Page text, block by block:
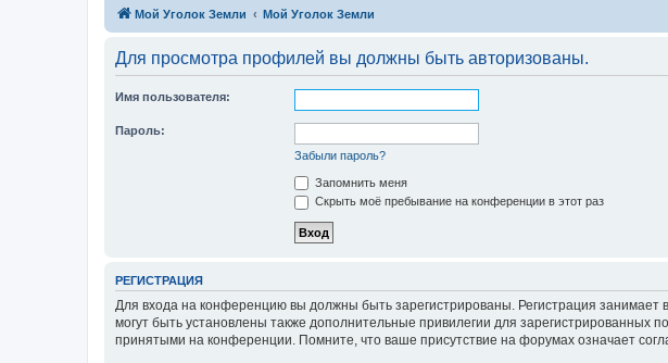
Мой Уголок Земли Мой Уголок Земли
Для просмотра профилей вы должны быть авторизованы.
Имя пользователя:
Пароль:
Забыли пароль?
Запомнить меня
Скрыть моё пребывание на конференции в этот раз
РЕГИСТРАЦИЯ
Для входа на конференцию вы должны быть зарегистрированы. Регистрация
могут быть установлены также дополнительные привилегии для зарегистрированных
принятыми на конференции. Помните, что ваше присутствие на форумах означает